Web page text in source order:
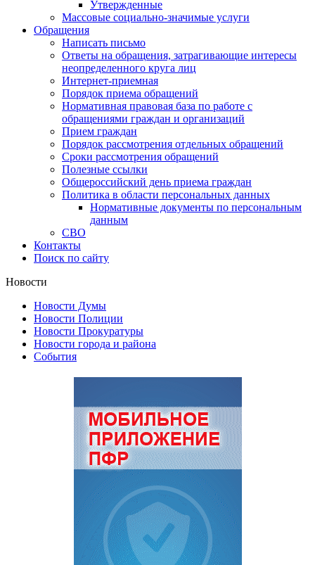
Утвержденные
Массовые социально-значимые услуги
Обращения
Написать письмо
Ответы на обращения, затрагивающие интересы
неопределенного круга лиц
Интернет-приемная
Порядок приема обращений
Нормативная правовая база по работе с
обращениями граждан и организаций
Прием граждан
Порядок рассмотрения отдельных обращений
Сроки рассмотрения обращений
Полезные ссылки
Общероссийский день приема граждан
Политика в области персональных данных
Нормативные документы по персональным
данным
СВО
Контакты
Поиск по сайту
Новости
Новости Думы
Новости Полиции
Новости Прокуратуры
Новости города и района
События